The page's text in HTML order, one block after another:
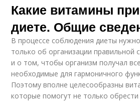
Какие витамины
диете. Общие
В процессе соблюдения диеты
только об организации правильной
и о том, чтобы организм получал
необходимые для гармоничного
Поэтому вполне целесообразны
которые помогут не только